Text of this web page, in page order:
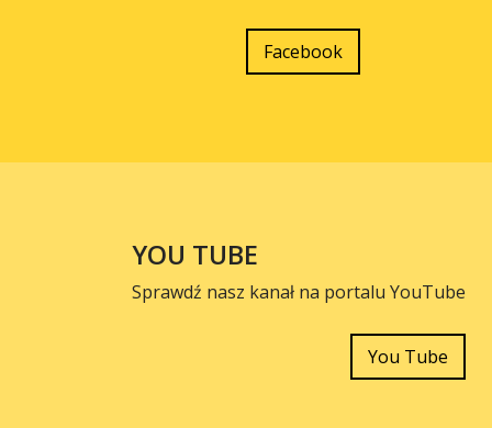
Facebook
YOU TUBE
Sprawdź nasz kanał na portalu YouTube
You Tube